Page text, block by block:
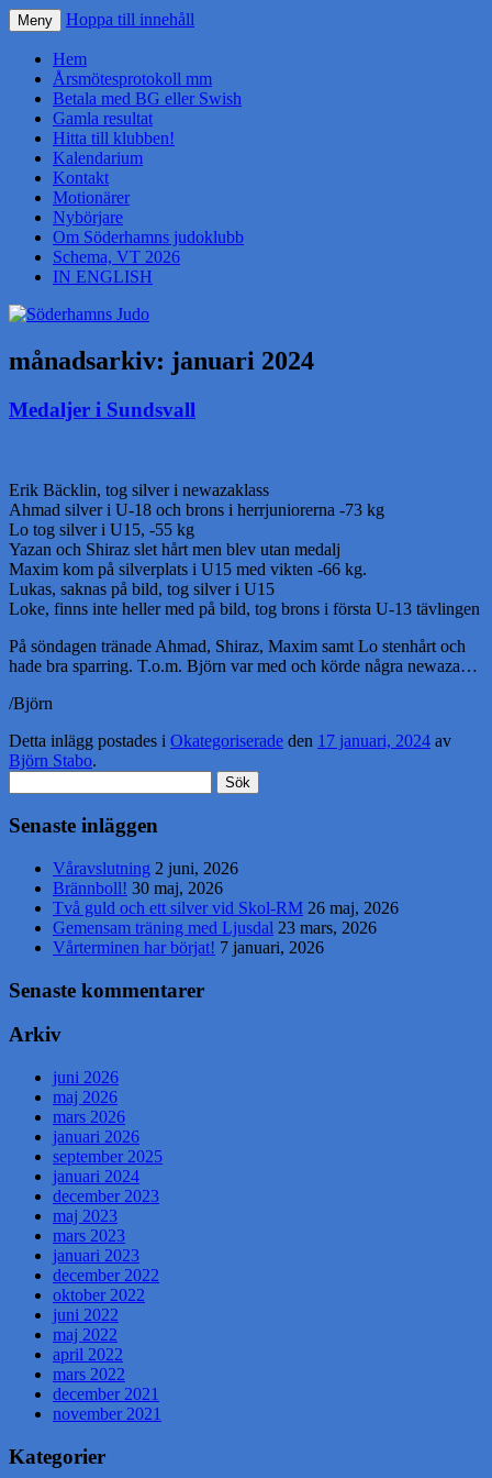
Söderhamns Judo
Meny Hoppa till innehåll
Hem
Årsmötesprotokoll mm
Betala med BG eller Swish
Gamla resultat
Hitta till klubben!
Kalendarium
Kontakt
Motionärer
Nybörjare
Om Söderhamns judoklubb
Schema, VT 2026
IN ENGLISH
månadsarkiv: januari 2024
Medaljer i Sundsvall
Erik Bäcklin, tog silver i newazaklass
Ahmad silver i U-18 och brons i herrjuniorerna -73 kg
Lo tog silver i U15, -55 kg
Yazan och Shiraz slet hårt men blev utan medalj
Maxim kom på silverplats i U15 med vikten -66 kg.
Lukas, saknas på bild, tog silver i U15
Loke, finns inte heller med på bild, tog brons i första U-13 tävlingen
På söndagen tränade Ahmad, Shiraz, Maxim samt Lo stenhårt och
hade bra sparring. T.o.m. Björn var med och körde några newaza…
/Björn
Detta inlägg postades i Okategoriserade den 17 januari, 2024 av
Björn Stabo.
efter:
Senaste inläggen
Våravslutning 2 juni, 2026
Brännboll! 30 maj, 2026
Två guld och ett silver vid Skol-RM 26 maj, 2026
Gemensam träning med Ljusdal 23 mars, 2026
Vårterminen har börjat! 7 januari, 2026
Senaste kommentarer
Arkiv
juni 2026
maj 2026
mars 2026
januari 2026
september 2025
januari 2024
december 2023
maj 2023
mars 2023
januari 2023
december 2022
oktober 2022
juni 2022
maj 2022
april 2022
mars 2022
december 2021
november 2021
Kategorier